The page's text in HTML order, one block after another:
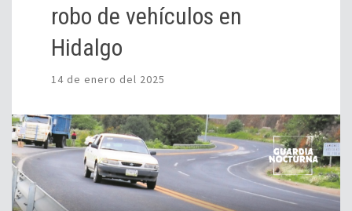
robo de vehículos en
Hidalgo
14 de enero del 2025